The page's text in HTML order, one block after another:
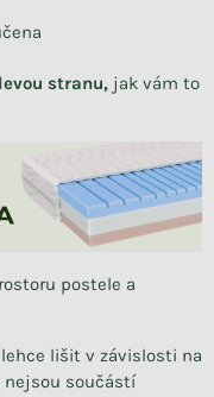
stranu, jak vám to
postele a
lišit v závislosti na
nejsou součástí